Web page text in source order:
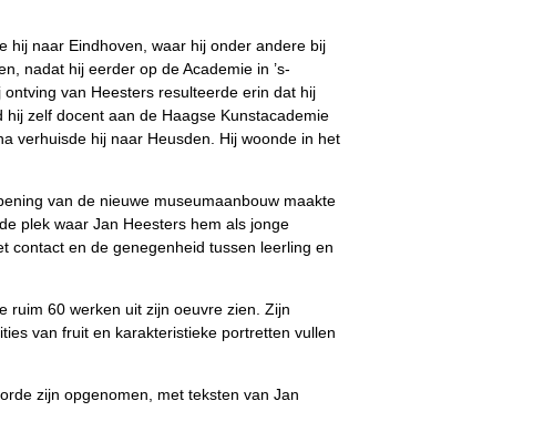
hij naar Eindhoven, waar hij onder andere bij
nadat hij eerder op de Academie in ’s-
van Heesters resulteerde erin dat hij
zelf docent aan de Haagse Kunstacademie
verhuisde hij naar Heusden. Hij woonde in het
van de nieuwe museumaanbouw maakte
plek waar Jan Heesters hem als jonge
contact en de genegenheid tussen leerling en
ruim 60 werken uit zijn oeuvre zien. Zijn
van fruit en karakteristieke portretten vullen
zijn opgenomen, met teksten van Jan